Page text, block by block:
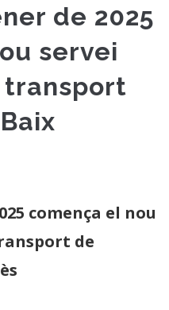
de 2025
servei
comença el nou
de